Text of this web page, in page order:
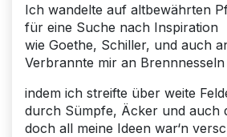
Ich wandelte auf altbewährten
für eine Suche nach Inspiration
wie Goethe, Schiller, und auch
Verbrannte mir an Brennnesseln
indem ich streifte über weite
durch Sümpfe, Äcker und auch
doch all meine Ideen war‘n